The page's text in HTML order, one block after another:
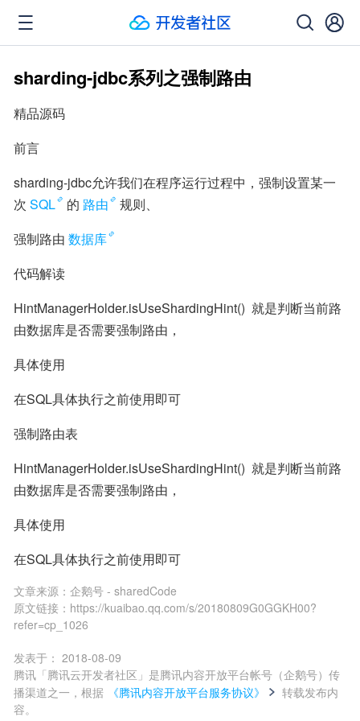
sharding-jdbc系列之强制路由
精品源码
前言
sharding-jdbc允许我们在程序运行过程中，强制设置某一
次 SQL 的 路由
规则、
强制路由 数据库
代码解读
HintManagerHolder.isUseShardingHint()  就是判断当前路
由数据库是否需要强制路由，
具体使用
在SQL具体执行之前使用即可
强制路由表
HintManagerHolder.isUseShardingHint()  就是判断当前路
由数据库是否需要强制路由，
具体使用
在SQL具体执行之前使用即可
文章来源： 企鹅号 - sharedCode
原文链接： https://kuaibao.qq.com/s/20180809G0GGKH00?
refer=cp_1026
发表于： 2018-08-09
腾讯「腾讯云开发者社区」是腾讯内容开放平台帐号（企鹅号）传
播渠道之一，根据
《腾讯内容开放平台服务协议》
转载发布内
容。